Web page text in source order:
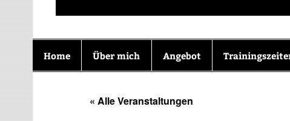
Home Über mich Angebot
« Alle Veranstaltungen